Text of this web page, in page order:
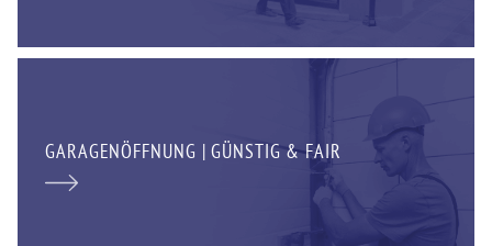
GARAGENÖFFNUNG | GÜNSTIG & FAIR